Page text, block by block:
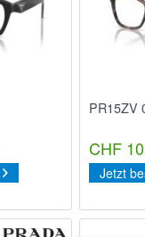
PR15ZV
CHF
Jetzt